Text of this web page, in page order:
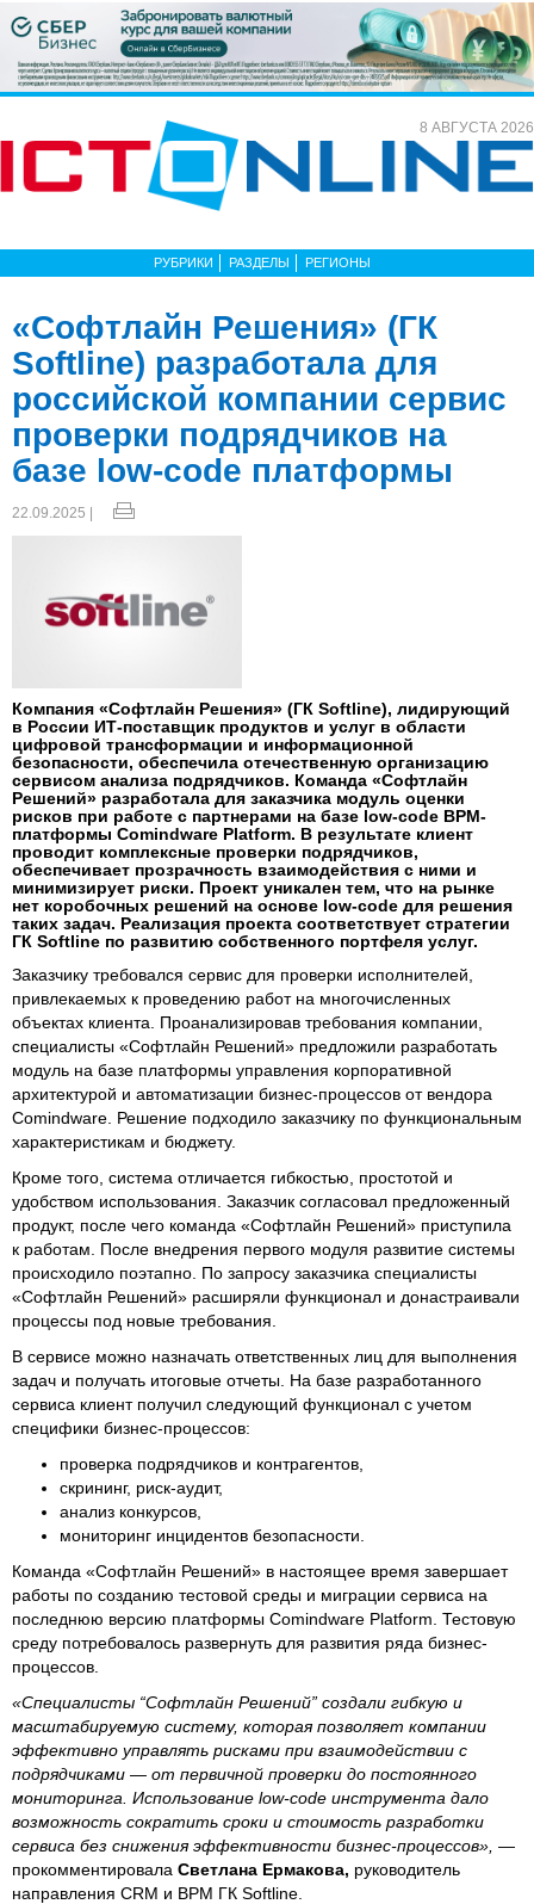
8 АВГУСТА 2026
РУБРИКИ РАЗДЕЛЫ РЕГИОНЫ
«Софтлайн Решения» (ГК
Softline) разработала для
российской компании сервис
проверки подрядчиков на
базе low-code платформы
22.09.2025 |
Компания «Софтлайн Решения» (ГК Softline), лидирующий
в России ИТ-поставщик продуктов и услуг в области
цифровой трансформации и информационной
безопасности, обеспечила отечественную организацию
сервисом анализа подрядчиков. Команда «Софтлайн
Решений» разработала для заказчика модуль оценки
рисков при работе с партнерами на базе low-code BPM-
платформы Comindware Platform. В результате клиент
проводит комплексные проверки подрядчиков,
обеспечивает прозрачность взаимодействия с ними и
минимизирует риски. Проект уникален тем, что на рынке
нет коробочных решений на основе low-code для решения
таких задач. Реализация проекта соответствует стратегии
ГК Softline по развитию собственного портфеля услуг.
Заказчику требовался сервис для проверки исполнителей,
привлекаемых к проведению работ на многочисленных
объектах клиента. Проанализировав требования компании,
специалисты «Софтлайн Решений» предложили разработать
модуль на базе платформы управления корпоративной
архитектурой и автоматизации бизнес-процессов от вендора
Comindware. Решение подходило заказчику по функциональным
характеристикам и бюджету.
Кроме того, система отличается гибкостью, простотой и
удобством использования. Заказчик согласовал предложенный
продукт, после чего команда «Софтлайн Решений» приступила
к работам. После внедрения первого модуля развитие системы
происходило поэтапно. По запросу заказчика специалисты
«Софтлайн Решений» расширяли функционал и донастраивали
процессы под новые требования.
В сервисе можно назначать ответственных лиц для выполнения
задач и получать итоговые отчеты. На базе разработанного
сервиса клиент получил следующий функционал с учетом
специфики бизнес-процессов:
проверка подрядчиков и контрагентов,
скрининг, риск-аудит,
анализ конкурсов,
мониторинг инцидентов безопасности.
Команда «Софтлайн Решений» в настоящее время завершает
работы по созданию тестовой среды и миграции сервиса на
последнюю версию платформы Comindware Platform. Тестовую
среду потребовалось развернуть для развития ряда бизнес-
процессов.
«Специалисты “Софтлайн Решений” создали гибкую и
масштабируемую систему, которая позволяет компании
эффективно управлять рисками при взаимодействии с
подрядчиками — от первичной проверки до постоянного
мониторинга. Использование low-code инструмента дало
возможность сократить сроки и стоимость разработки
сервиса без снижения эффективности бизнес-процессов», —
прокомментировала Светлана Ермакова, руководитель
направления CRM и BPM ГК Softline.